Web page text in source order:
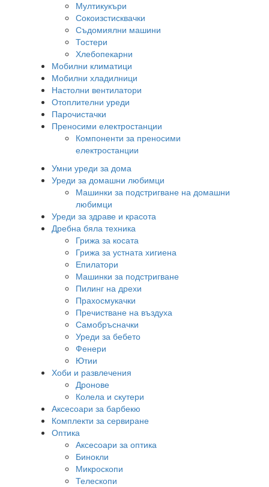
Мултикукъри
Сокоизстисквачки
Съдомиялни машини
Тостери
Хлебопекарни
Мобилни климатици
Мобилни хладилници
Настолни вентилатори
Отоплителни уреди
Парочистачки
Преносими електростанции
Компоненти за преносими
електростанции
Умни уреди за дома
Уреди за домашни любимци
Машинки за подстригване на домашни
любимци
Уреди за здраве и красота
Дребна бяла техника
Грижа за косата
Грижа за устната хигиена
Епилатори
Машинки за подстригване
Пилинг на дрехи
Прахосмукачки
Пречистване на въздуха
Самобръсначки
Уреди за бебето
Фенери
Ютии
Хоби и развлечения
Дронове
Колела и скутери
Аксесоари за барбекю
Комплекти за сервиране
Оптика
Аксесоари за оптика
Бинокли
Микроскопи
Телескопи